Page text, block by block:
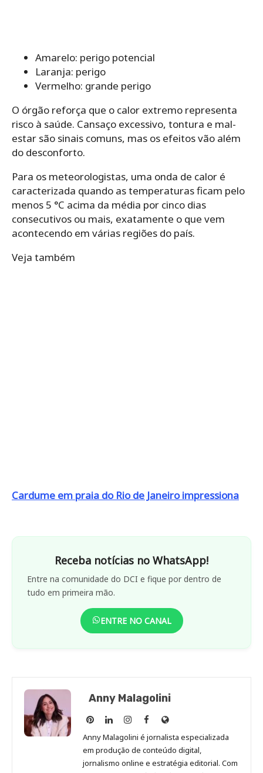
Amarelo: perigo potencial
Laranja: perigo
Vermelho: grande perigo
O órgão reforça que o calor extremo representa
risco à saúde. Cansaço excessivo, tontura e mal-
estar são sinais comuns, mas os efeitos vão além
do desconforto.
Para os meteorologistas, uma onda de calor é
caracterizada quando as temperaturas ficam pelo
menos 5 °C acima da média por cinco dias
consecutivos ou mais, exatamente o que vem
acontecendo em várias regiões do país.
Veja também
Cardume em praia do Rio de Janeiro impressiona
Receba notícias no WhatsApp!
Entre na comunidade do DCI e fique por dentro de
tudo em primeira mão.
ENTRE NO CANAL
Anny Malagolini
Anny
Malagolini
no
Pinterest
Anny
Malagolini
no
LinkedIn
Anny
Malagolini
no
Instagram
Anny
Malagolini
no
Facebook
Site
de
Anny
Malagolini
Anny Malagolini é jornalista especializada
em produção de conteúdo digital,
jornalismo online e estratégia editorial. Com